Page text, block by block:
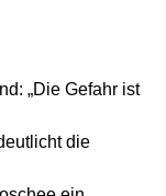
„Die Gefahr ist
die